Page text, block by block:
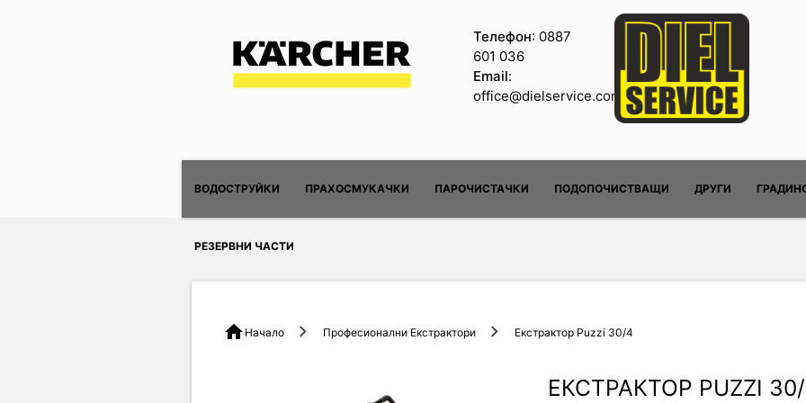
Телефон: 0887
601 036
Email:
office@dielservice.com
ВОДОСТРУЙКИ ПРАХОСМУКАЧКИ ПАРОЧИСТАЧКИ ПОДОПОЧИСТВАЩИ ДРУГИ
РЕЗЕРВНИ ЧАСТИ
home Начало Професионални Екстрактори Екстрактор Puzzi 30/4
ЕКСТРАКТОР PUZZI